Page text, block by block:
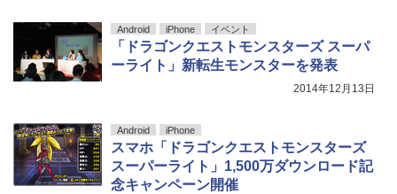
Android iPhone イベント
「ドラゴンクエストモンスターズ スーパ
ーライト」新転生モンスターを発表
2014年12月13日
Android iPhone
スマホ「ドラゴンクエストモンスターズ
スーパーライト」1,500万ダウンロード記
念キャンペーン開催